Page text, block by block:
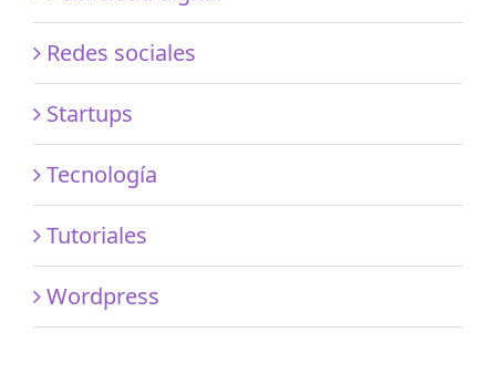
Redes sociales
Startups
Tecnología
Tutoriales
Wordpress